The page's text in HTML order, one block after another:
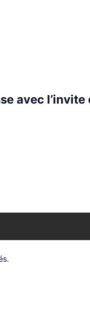
avec l’invite